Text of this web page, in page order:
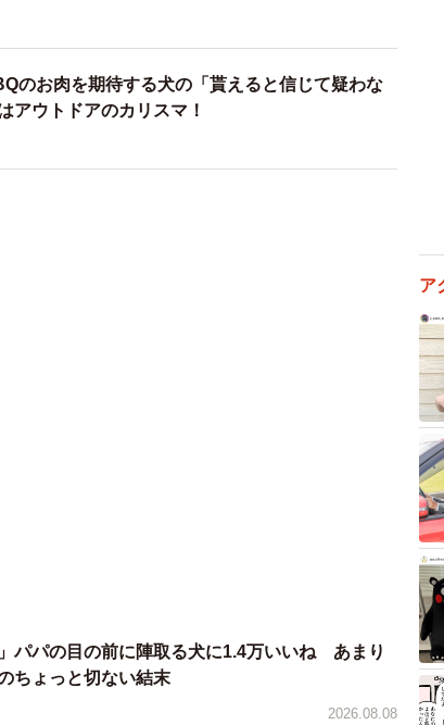
２時間後には笑顔は消失。抜け殻みたいな表情
のお肉を期待する犬の「貰えると信じて疑わな
ウトドアのカリスマ！
パパの目の前に陣取る犬に1.4万いいね あまり
ちょっと切ない結末
2026.08.08
ア